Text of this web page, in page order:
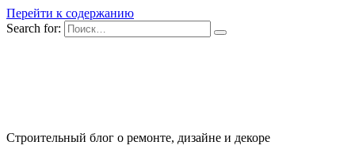
Перейти к содержанию
Search for:
Строительный блог о ремонте, дизайне и декоре